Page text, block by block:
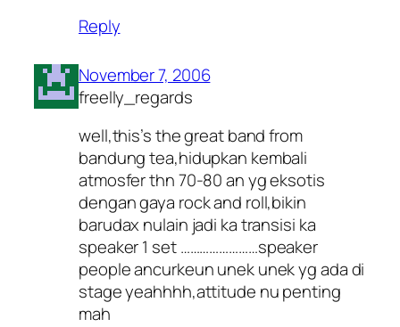
Reply
November 7, 2006
freelly_regards
well,this’s the great band from
bandung tea,hidupkan kembali
atmosfer thn 70-80 an yg eksotis
dengan gaya rock and roll,bikin
barudax nulain jadi ka transisi ka
speaker 1 set ……………………speaker
people ancurkeun unek unek yg ada di
stage yeahhhh,attitude nu penting
mah